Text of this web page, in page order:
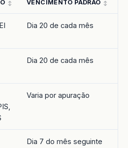
VENCIMENTO PADRÃO
Dia 20 de cada mês
Dia 20 de cada mês
Varia por apuração
Dia 7 do mês seguinte